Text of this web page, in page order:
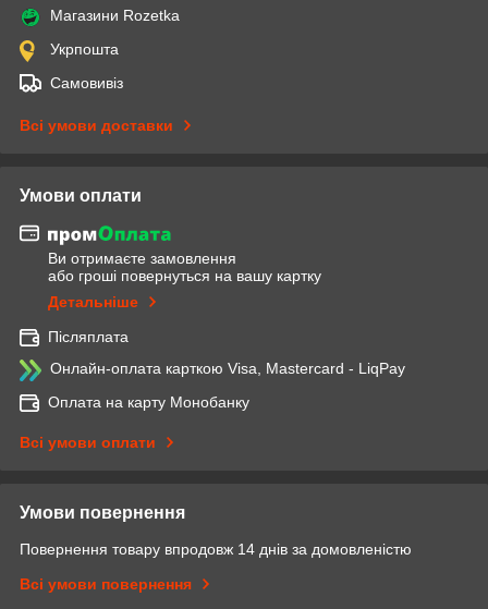
Магазини Rozetka
Укрпошта
Самовивіз
Всі умови доставки
Умови оплати
Ви отримаєте замовлення
або гроші повернуться на вашу картку
Детальніше
Післяплата
Онлайн-оплата карткою Visa, Mastercard - LiqPay
Оплата на карту Монобанку
Всі умови оплати
Умови повернення
Повернення товару впродовж 14 днів за домовленістю
Всі умови повернення